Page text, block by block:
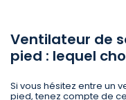
Ventilateur de
pied : lequel
Si vous hésitez entre un
pied, tenez compte de